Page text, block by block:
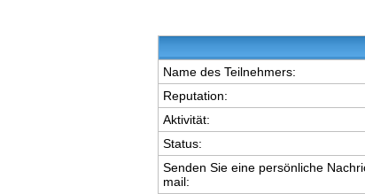
Name des Teilnehmers:
Reputation:
Aktivität:
Status:
Senden Sie eine persönliche
mail: